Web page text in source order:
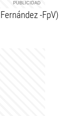
-FpV)